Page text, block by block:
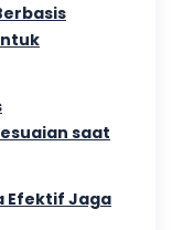
saat
Efektif Jaga